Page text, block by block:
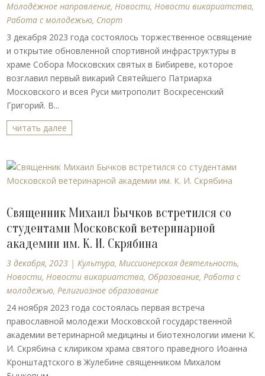
Молодёжное направление,Новости,Новости викариатства,
Работа с молодежью, Спорт
3 декабря 2023 года состоялось торжественное освящение
и открытие обновленной спортивной инфраструктуры в
храме Собора Московских святых в Бибиреве, которое
возглавил первый викарий Святейшего Патриарха
Московского и всея Руси митрополит Воскресенский
Григорий. В...
читать далее
Священник Михаил Бычков встретился со
студентами Московской ветеринарной
академии им. К. И. Скрябина
3 декабря, 2023 |Культура,Миссионерская деятельность,
Новости,Новости викариатства, Образование,Работа с
молодежью,Религиозное образование
24 ноября 2023 года состоялась первая встреча
православной молодежи Московской государственной
академии ветеринарной медицины и биотехнологии имени К.
И. Скрябина с клириком храма святого праведного Иоанна
Кронштадтского в Жулебине священником Михалом